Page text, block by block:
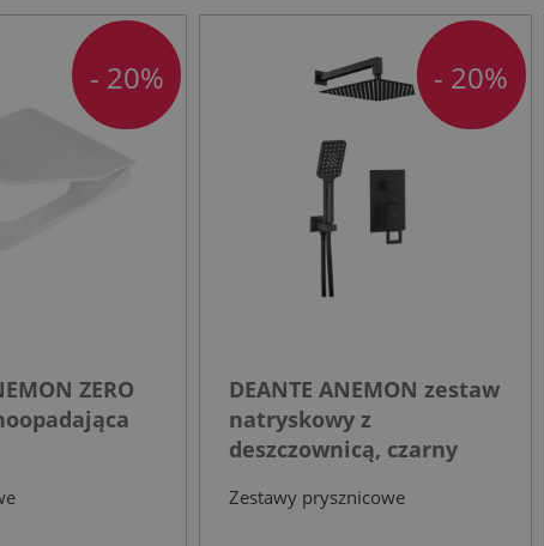
ZERO
- 20%
DEANTE ANEMON zestaw
natryskowy z
deszczownicą, czarny
Zestawy prysznicowe
- 20%